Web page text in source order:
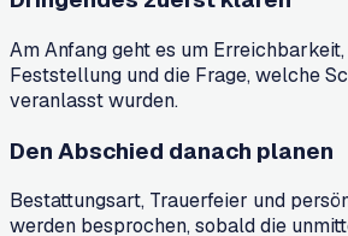
Am Anfang geht es um
Feststellung und die Frage, welche
veranlasst wurden.
Den Abschied danach planen
Bestattungsart, Trauerfeier und
werden besprochen, sobald die